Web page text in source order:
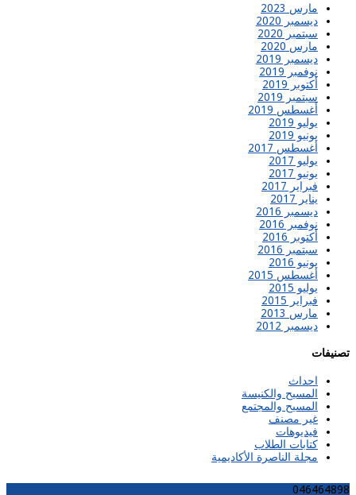
مارس 2023
ديسمبر 2020
سبتمبر 2020
مارس 2020
ديسمبر 2019
نوفمبر 2019
أكتوبر 2019
سبتمبر 2019
أغسطس 2019
يوليو 2019
يونيو 2019
أغسطس 2017
يوليو 2017
يونيو 2017
فبراير 2017
يناير 2017
ديسمبر 2016
نوفمبر 2016
أكتوبر 2016
سبتمبر 2016
يونيو 2016
أغسطس 2015
يوليو 2015
فبراير 2015
مارس 2013
ديسمبر 2012
تصنيفات
احداث
المسيح والكنيسة
المسيح والمجتمع
غير مصنف
فيديوهات
كتابات الطلاب
مجلة الناصرة الأكاديمية
046464898